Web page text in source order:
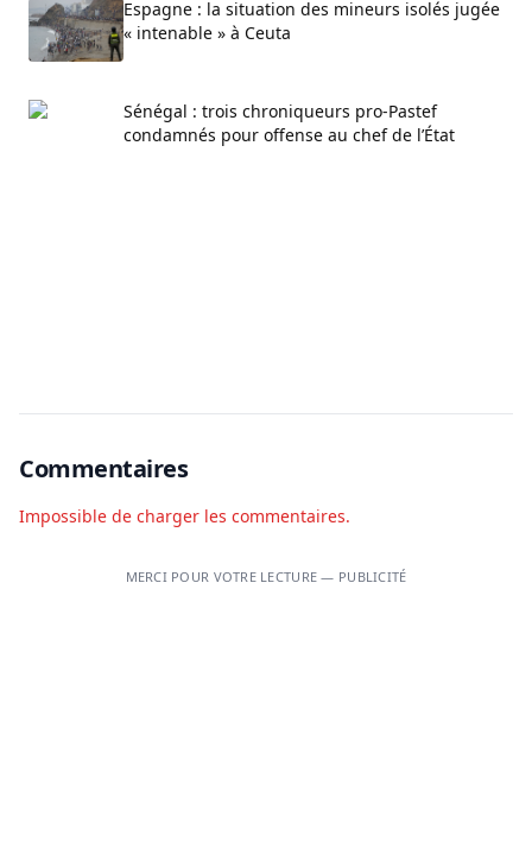
Espagne : la situation des mineurs isolés jugée
« intenable » à Ceuta
Sénégal : trois chroniqueurs pro-Pastef
condamnés pour offense au chef de l’État
Commentaires
Impossible de charger les commentaires.
MERCI POUR VOTRE LECTURE — PUBLICITÉ